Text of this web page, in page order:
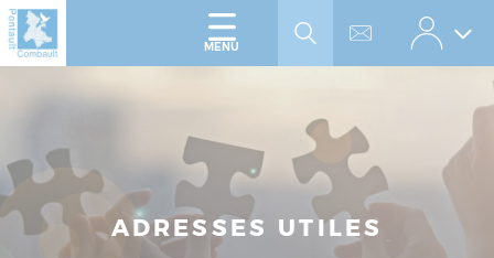
au
menu
Accéder
contenu
MENU
ADRESSES UTILES
Panneau de gestion des cookies